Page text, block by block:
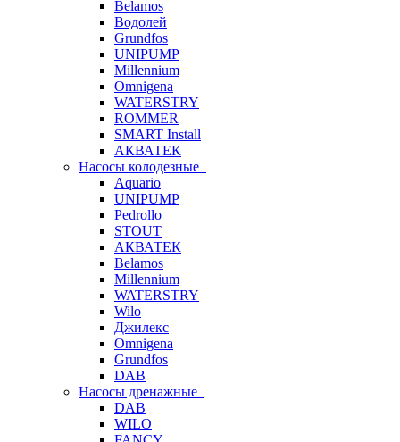
Belamos
Водолей
Grundfos
UNIPUMP
Millennium
Omnigena
WATERSTRY
ROMMER
SMART Install
АКВАТЕК
Насосы колодезные
Aquario
UNIPUMP
Pedrollo
STOUT
АКВАТЕК
Belamos
Millennium
WATERSTRY
Wilo
Джилекс
Omnigena
Grundfos
DAB
Насосы дренажные
DAB
WILO